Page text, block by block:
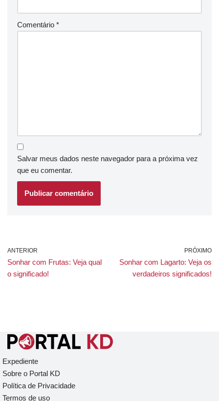
Comentário *
Salvar meus dados neste navegador para a próxima vez
que eu comentar.
ANTERIOR
Sonhar com Frutas: Veja qual
o significado!
PRÓXIMO
Sonhar com Lagarto: Veja os
verdadeiros significados!
Expediente
Sobre o Portal KD
Política de Privacidade
Termos de uso